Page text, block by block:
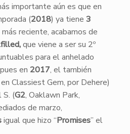
importante aún es que en
(2018) ya tiene 3
más reciente, acabamos de
que viene a ser su 2º
para el anhelado
en 2017, el también
Classiest Gem, por Dehere)
S. (G2, Oaklawn Park,
de marzo,
igual que hizo “Promises” el